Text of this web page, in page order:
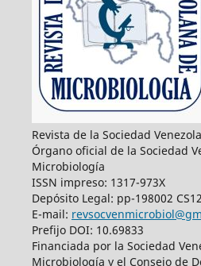
Revista de la Sociedad
Órgano oficial de la Sociedad
Microbiología
ISSN impreso: 1317-973X
Depósito Legal: pp-198002
E-mail:
Prefijo DOI: 10.69833
Financiada por la Sociedad
Microbiología y el Consejo de